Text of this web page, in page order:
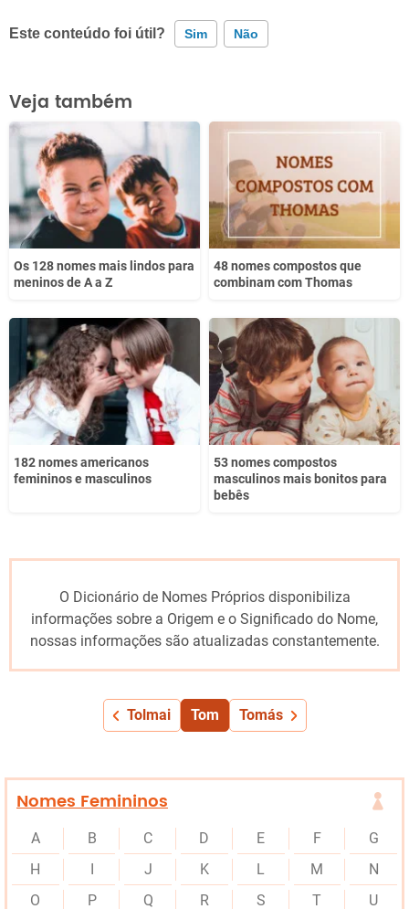
Este conteúdo foi útil? Sim Não
Este conteúdo contém informação incorreta
Este conteúdo não tem a informação que procuro
Outro
Veja também
Os 128 nomes mais lindos para
meninos de A a Z
48 nomes compostos que
combinam com Thomas
182 nomes americanos
femininos e masculinos
53 nomes compostos
masculinos mais bonitos para
bebês
O Dicionário de Nomes Próprios disponibiliza
informações sobre a Origem e o Significado do Nome,
nossas informações são atualizadas constantemente.
Tolmai Tom Tomás
Nomes Femininos
A B C D E F
G
H
J K L M
N
O
P Q R S T
U